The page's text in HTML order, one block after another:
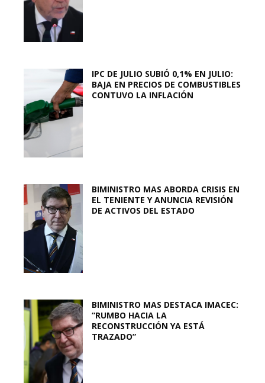
IPC DE JULIO SUBIÓ 0,1% EN JULIO:
BAJA EN PRECIOS DE COMBUSTIBLES
CONTUVO LA INFLACIÓN
BIMINISTRO MAS ABORDA CRISIS EN
EL TENIENTE Y ANUNCIA REVISIÓN
DE ACTIVOS DEL ESTADO
BIMINISTRO MAS DESTACA IMACEC:
“RUMBO HACIA LA
RECONSTRUCCIÓN YA ESTÁ
TRAZADO”